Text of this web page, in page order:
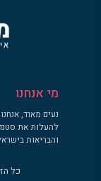
מי אנחנו
נעים מאוד,
להעלות את
והבריאות
כל